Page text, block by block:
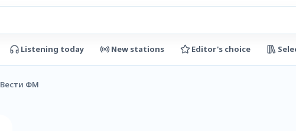
Listening today New stations Editor's choice
Вести ФМ